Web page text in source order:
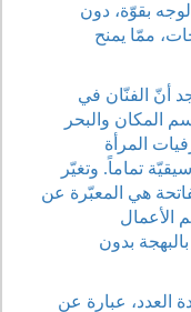
بقوّة، دون
ممّا يمنح
أنّ الفنّان في
المكان والبحر
المرأة
تماماً. وتغيّر
هي المعبّرة عن
الأعمال
بدون
العدد، عبارة عن